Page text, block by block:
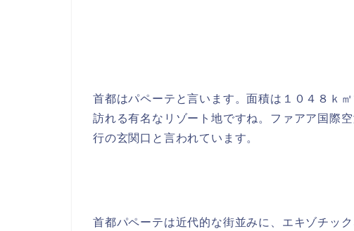
首都はパペーテと言います。面積は１０４８ｋ
訪れる有名なリゾート地ですね。ファアア国際
行の玄関口と言われています。
首都パペーテは近代的な街並みに、エキゾチッ